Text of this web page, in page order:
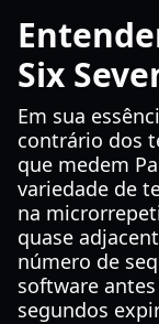
Six
Em sua
contrário dos
que medem
variedade de
na
quase
número de
software
segundos